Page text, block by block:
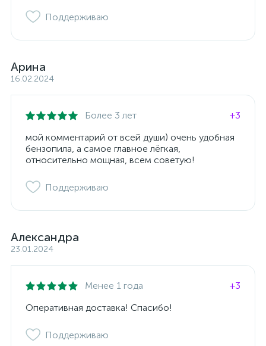
Поддерживаю
Арина
16.02.2024
Более 3 лет
+3
мой комментарий от всей души) очень удобная
бензопила, а самое главное лёгкая,
относительно мощная, всем советую!
Поддерживаю
Александра
23.01.2024
Менее 1 года
+3
Оперативная доставка! Спасибо!
Поддерживаю